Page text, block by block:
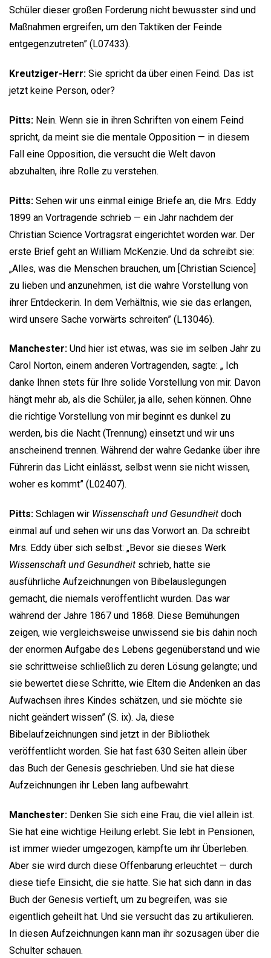
Schüler dieser großen Forderung nicht bewusster sind und
Maßnahmen ergreifen, um den Taktiken der Feinde
entgegenzutreten” (L07433).
Kreutziger-Herr: Sie spricht da über einen Feind. Das ist
jetzt keine Person, oder?
Pitts: Nein. Wenn sie in ihren Schriften von einem Feind
spricht, da meint sie die mentale Opposition — in diesem
Fall eine Opposition, die versucht die Welt davon
abzuhalten, ihre Rolle zu verstehen.
Pitts: Sehen wir uns einmal einige Briefe an, die Mrs. Eddy
1899 an Vortragende schrieb — ein Jahr nachdem der
Christian Science Vortragsrat eingerichtet worden war. Der
erste Brief geht an William McKenzie. Und da schreibt sie:
„Alles, was die Menschen brauchen, um [Christian Science]
zu lieben und anzunehmen, ist die wahre Vorstellung von
ihrer Entdeckerin. In dem Verhältnis, wie sie das erlangen,
wird unsere Sache vorwärts schreiten” (L13046).
Manchester: Und hier ist etwas, was sie im selben Jahr zu
Carol Norton, einem anderen Vortragenden, sagte: „ Ich
danke Ihnen stets für Ihre solide Vorstellung von mir. Davon
hängt mehr ab, als die Schüler, ja alle, sehen können. Ohne
die richtige Vorstellung von mir beginnt es dunkel zu
werden, bis die Nacht (Trennung) einsetzt und wir uns
anscheinend trennen. Während der wahre Gedanke über ihre
Führerin das Licht einlässt, selbst wenn sie nicht wissen,
woher es kommt” (L02407).
Pitts: Schlagen wir Wissenschaft und Gesundheit doch
einmal auf und sehen wir uns das Vorwort an. Da schreibt
Mrs. Eddy über sich selbst: „Bevor sie dieses Werk
Wissenschaft und Gesundheit schrieb, hatte sie
ausführliche Aufzeichnungen von Bibelauslegungen
gemacht, die niemals veröffentlicht wurden. Das war
während der Jahre 1867 und 1868. Diese Bemühungen
zeigen, wie vergleichsweise unwissend sie bis dahin noch
der enormen Aufgabe des Lebens gegenüberstand und wie
sie schrittweise schließlich zu deren Lösung gelangte; und
sie bewertet diese Schritte, wie Eltern die Andenken an das
Aufwachsen ihres Kindes schätzen, und sie möchte sie
nicht geändert wissen” (S. ix). Ja, diese
Bibelaufzeichnungen sind jetzt in der Bibliothek
veröffentlicht worden. Sie hat fast 630 Seiten allein über
das Buch der Genesis geschrieben. Und sie hat diese
Aufzeichnungen ihr Leben lang aufbewahrt.
Manchester: Denken Sie sich eine Frau, die viel allein ist.
Sie hat eine wichtige Heilung erlebt. Sie lebt in Pensionen,
ist immer wieder umgezogen, kämpfte um ihr Überleben.
Aber sie wird durch diese Offenbarung erleuchtet — durch
diese tiefe Einsicht, die sie hatte. Sie hat sich dann in das
Buch der Genesis vertieft, um zu begreifen, was sie
eigentlich geheilt hat. Und sie versucht das zu artikulieren.
In diesen Aufzeichnungen kann man ihr sozusagen über die
Schulter schauen.